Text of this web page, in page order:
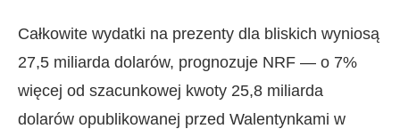
Całkowite wydatki na prezenty dla bliskich wyniosą
27,5 miliarda dolarów, prognozuje NRF — o 7%
więcej od szacunkowej kwoty 25,8 miliarda
dolarów opublikowanej przed Walentynkami w